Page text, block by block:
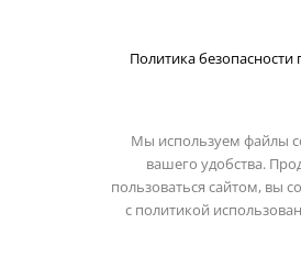
Политика безопасности
Мы используем файлы
вашего удобства.
пользоваться сайтом, вы
с политикой